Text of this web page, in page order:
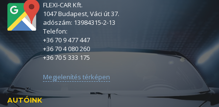
FLEXI-CAR Kft.
1047 Budapest, Váci út 37.
adószám: 13984315-2-13
Telefon:
+36 70 9 477 447
+36 70 4 080 260
+36 70 5 333 175
Megjelenítés térképen
AUTÓINK